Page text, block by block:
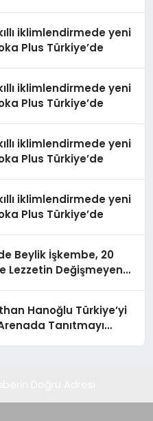
iklimlendirmede yeni
Plus Türkiye’de
iklimlendirmede yeni
Plus Türkiye’de
iklimlendirmede yeni
Plus Türkiye’de
iklimlendirmede yeni
Plus Türkiye’de
Beylik İşkembe, 20
Lezzetin Değişmeyen
Hanoğlu Türkiye’yi
Tanıtmayı